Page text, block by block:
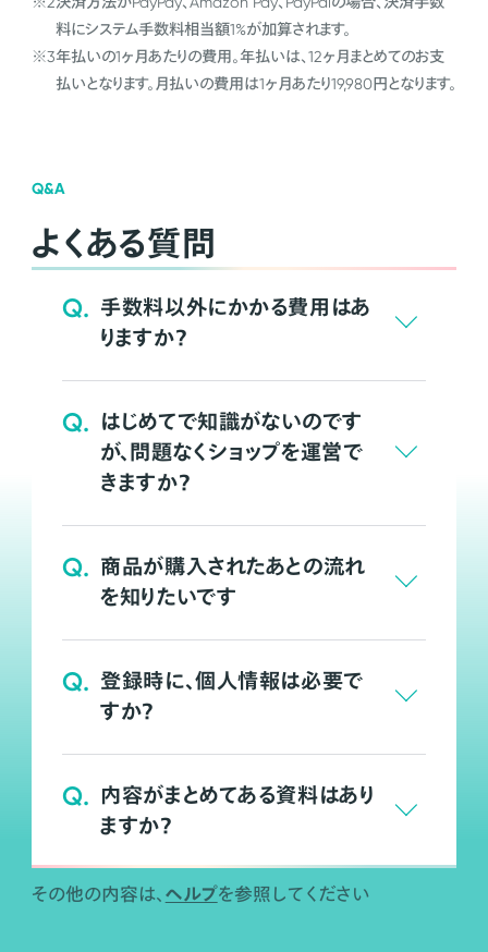
料にシステム手数料相当額1%が加算されます。
※3年払いの1ヶ月あたりの費用。年払いは、12ヶ月まとめてのお支
払いとなります。月払いの費用は1ヶ月あたり19,980円となります。
Q&A
よくある質問
Q. 手数料以外にかかる費用はあ
りますか？
Q. はじめてで知識がないのです
が、問題なくショップを運営で
きますか？
Q. 商品が購入されたあとの流れ
を知りたいです
Q. 登録時に、個人情報は必要で
すか？
Q. 内容がまとめてある資料はあり
ますか？
その他の内容は、 ヘルプを参照してください